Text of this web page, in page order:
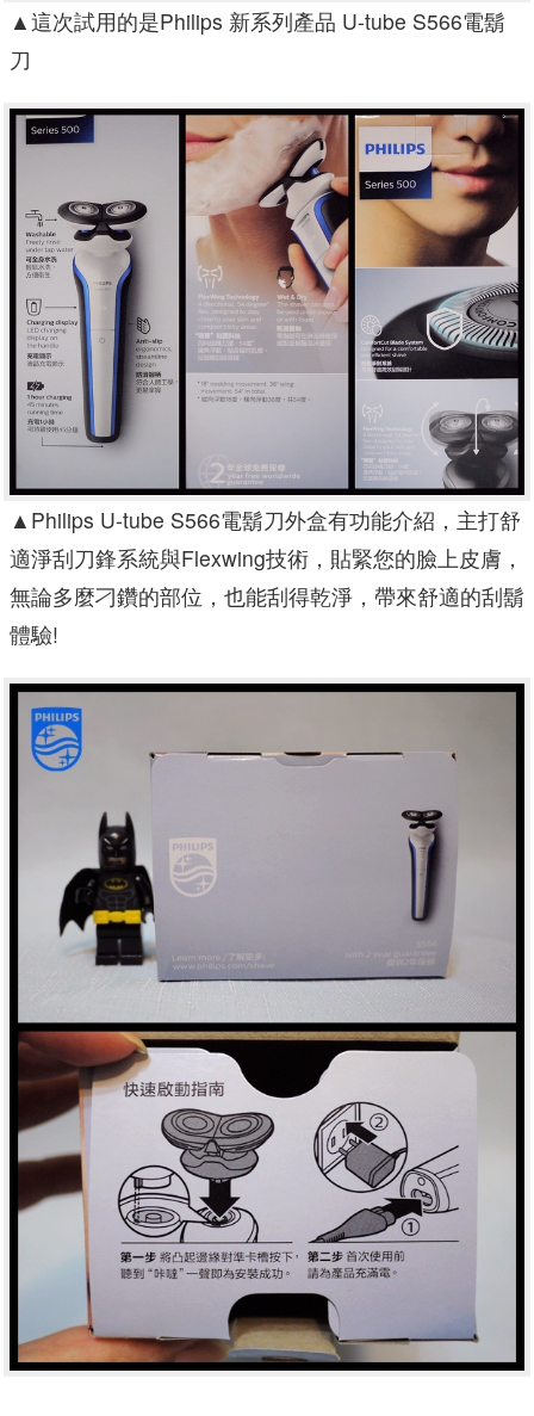
▲這次試用的是Philips 新系列產品 U-tube S566電鬍
刀
▲ Philips U-tube S566電鬍刀外盒有功能介紹，主打舒
適淨刮刀鋒系統與Flexwing技術，貼緊您的臉上皮膚，
無論多麼刁鑽的部位，也能刮得乾淨，帶來舒適的刮鬍
體驗!